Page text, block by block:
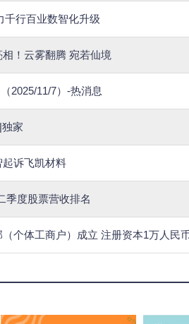
千行百业数智化升级
！云雾翻腾 宛若仙境
2025/11/7）-热消息
家
诉飞凯材料
季度股票营收排名
个体工商户）成立 注册资本1万人民